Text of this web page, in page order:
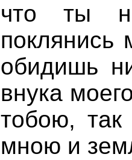
что ты
поклянись
обидишь
внука
тобою,
мною и